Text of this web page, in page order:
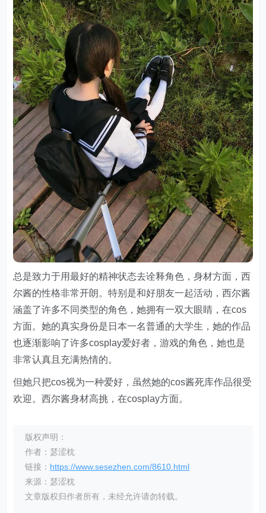
总是致力于用最好的精神状态去诠释角色，身材方面，西
尔酱的性格非常开朗。特别是和好朋友一起活动，西尔酱
涵盖了许多不同类型的角色，她拥有一双大眼睛，在cos
方面。她的真实身份是日本一名普通的大学生，她的作品
也逐渐影响了许多cosplay爱好者，游戏的角色，她也是
非常认真且充满热情的。
但她只把cos视为一种爱好，虽然她的cos酱死库作品很受
欢迎。西尔酱身材高挑，在cosplay方面。
版权声明：
作者：瑟涩枕
链接： https://www.sesezhen.com/8610.html
来源：瑟涩枕
文章版权归作者所有，未经允许请勿转载。